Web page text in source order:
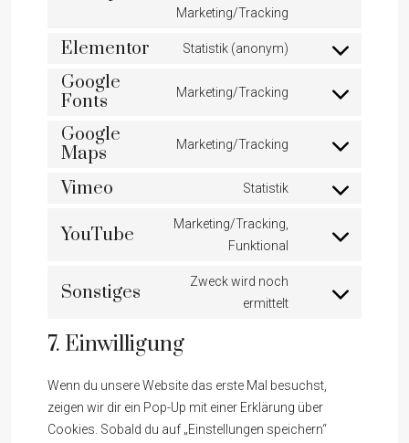
Marketing/Tracking
service
Elementor Statistik (anonym)
Consent
service
Google
Fonts
Marketing/Tracking
Consent
service
fonts
Google
Maps
Marketing/Tracking
Consent
service
Vimeo Statistik
Consent
service
YouTube
Marketing/Tracking,
Funktional
Consent
service
Sonstiges
Zweck wird noch
ermittelt
Consent
7. Einwilligung
Wenn du unsere Website das erste Mal besuchst,
zeigen wir dir ein Pop-Up mit einer Erklärung über
Cookies. Sobald du auf „Einstellungen speichern“